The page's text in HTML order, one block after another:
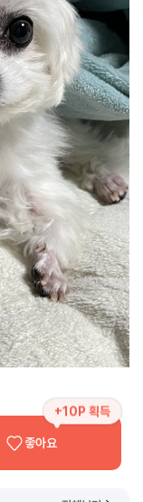
+10P 획득
좋아요